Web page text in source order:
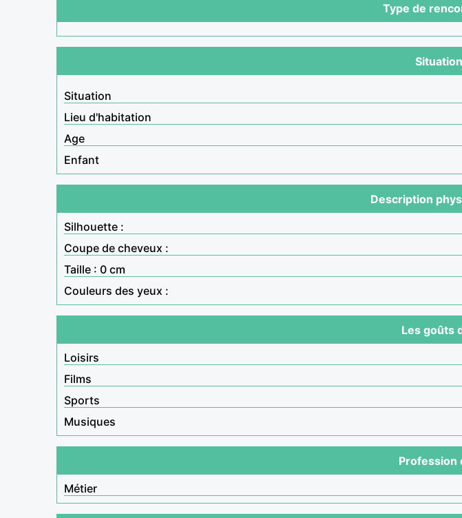
Type de
Situation
Lieu d'habitation
Age
Enfant
Description
Silhouette :
Coupe de cheveux :
Taille : 0 cm
Couleurs des yeux :
Les goûts
Loisirs
Films
Sports
Musiques
Profession
Métier